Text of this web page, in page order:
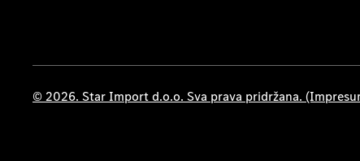
© 2026. Star Import d.o.o. Sva prava pridržana.